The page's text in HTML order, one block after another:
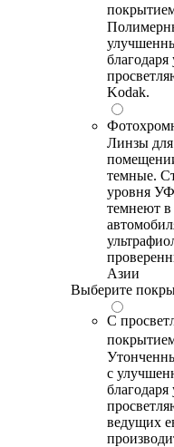
Kodak.
Линзы для
темные.
уровня
темнеют в
Азии
Выберите
С
с
ведущих